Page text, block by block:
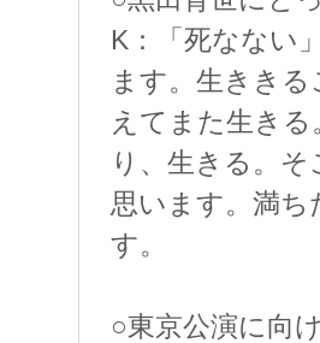
K：「死なない
ます。生きき
えてまた生き
り、生きる。
思います。満
す。
○東京公演に向